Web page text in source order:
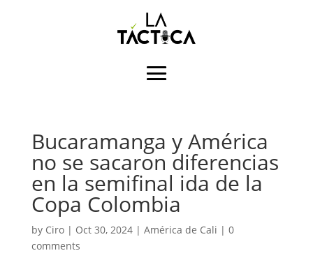
Bucaramanga y América
no se sacaron diferencias
en la semifinal ida de la
Copa Colombia
by Ciro| Oct 30, 2024| América de Cali | 0
comments